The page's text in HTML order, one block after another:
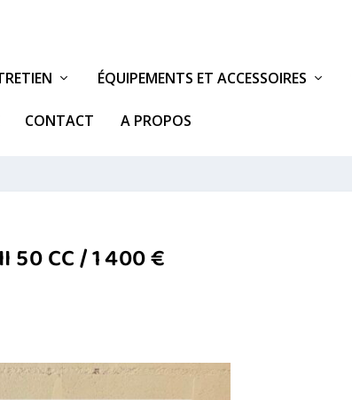
ÉQUIPEMENTS ET ACCESSOIRES
CONTACT A PROPOS
50 CC / 1 400 €